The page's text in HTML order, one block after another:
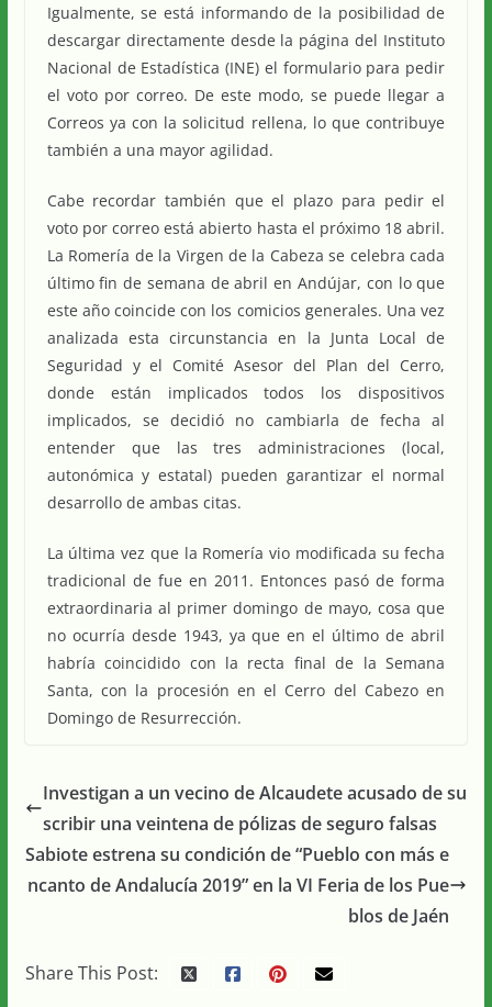
Igualmente, se está informando de la posibilidad de
descargar directamente desde la página del Instituto
Nacional de Estadística (INE) el formulario para pedir
el voto por correo. De este modo, se puede llegar a
Correos ya con la solicitud rellena, lo que contribuye
también a una mayor agilidad.
Cabe recordar también que el plazo para pedir el
voto por correo está abierto hasta el próximo 18 abril.
La Romería de la Virgen de la Cabeza se celebra cada
último fin de semana de abril en Andújar, con lo que
este año coincide con los comicios generales. Una vez
analizada esta circunstancia en la Junta Local de
Seguridad y el Comité Asesor del Plan del Cerro,
donde están implicados todos los dispositivos
implicados, se decidió no cambiarla de fecha al
entender que las tres administraciones (local,
autonómica y estatal) pueden garantizar el normal
desarrollo de ambas citas.
La última vez que la Romería vio modificada su fecha
tradicional de fue en 2011. Entonces pasó de forma
extraordinaria al primer domingo de mayo, cosa que
no ocurría desde 1943, ya que en el último de abril
habría coincidido con la recta final de la Semana
Santa, con la procesión en el Cerro del Cabezo en
Domingo de Resurrección.
Investigan a un vecino de Alcaudete acusado de su
scribir una veintena de pólizas de seguro falsas
Sabiote estrena su condición de “Pueblo con más e
ncanto de Andalucía 2019” en la VI Feria de los Pue
blos de Jaén
Share This Post: